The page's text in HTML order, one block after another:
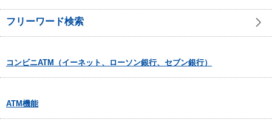
フリーワード検索
コンビニATM（イーネット、ローソン銀行、セブン銀行）
ATM機能